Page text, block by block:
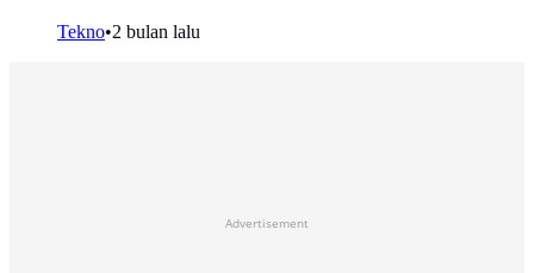
Tekno•2 bulan lalu
Advertisement